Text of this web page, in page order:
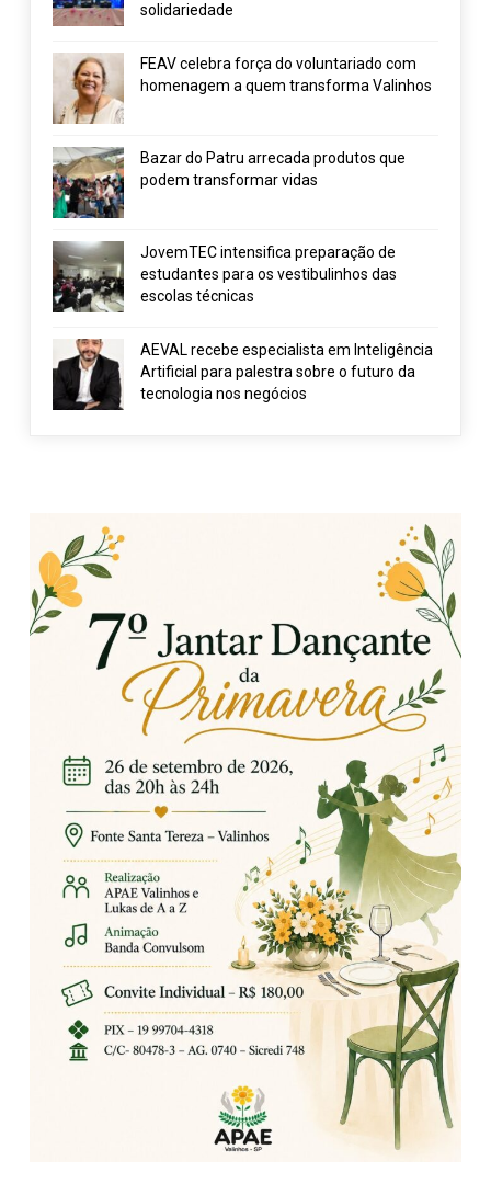
solidariedade
FEAV celebra força do voluntariado com
homenagem a quem transforma Valinhos
Bazar do Patru arrecada produtos que
podem transformar vidas
JovemTEC intensifica preparação de
estudantes para os vestibulinhos das
escolas técnicas
AEVAL recebe especialista em Inteligência
Artificial para palestra sobre o futuro da
tecnologia nos negócios